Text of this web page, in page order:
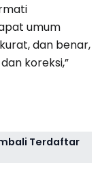
umum
dan benar,
koreksi,”
Terdaftar